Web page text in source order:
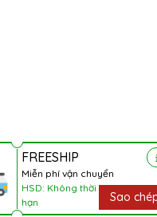
FREESHIP
Miễn phí vận chuyển
HSD: Không thời
hạn
Sao